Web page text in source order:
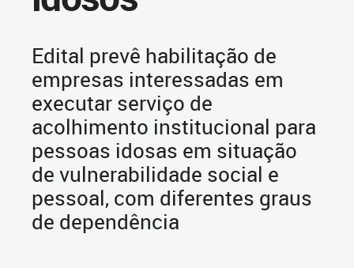
Edital prevê habilitação de
empresas interessadas em
executar serviço de
acolhimento institucional para
pessoas idosas em situação
de vulnerabilidade social e
pessoal, com diferentes graus
de dependência